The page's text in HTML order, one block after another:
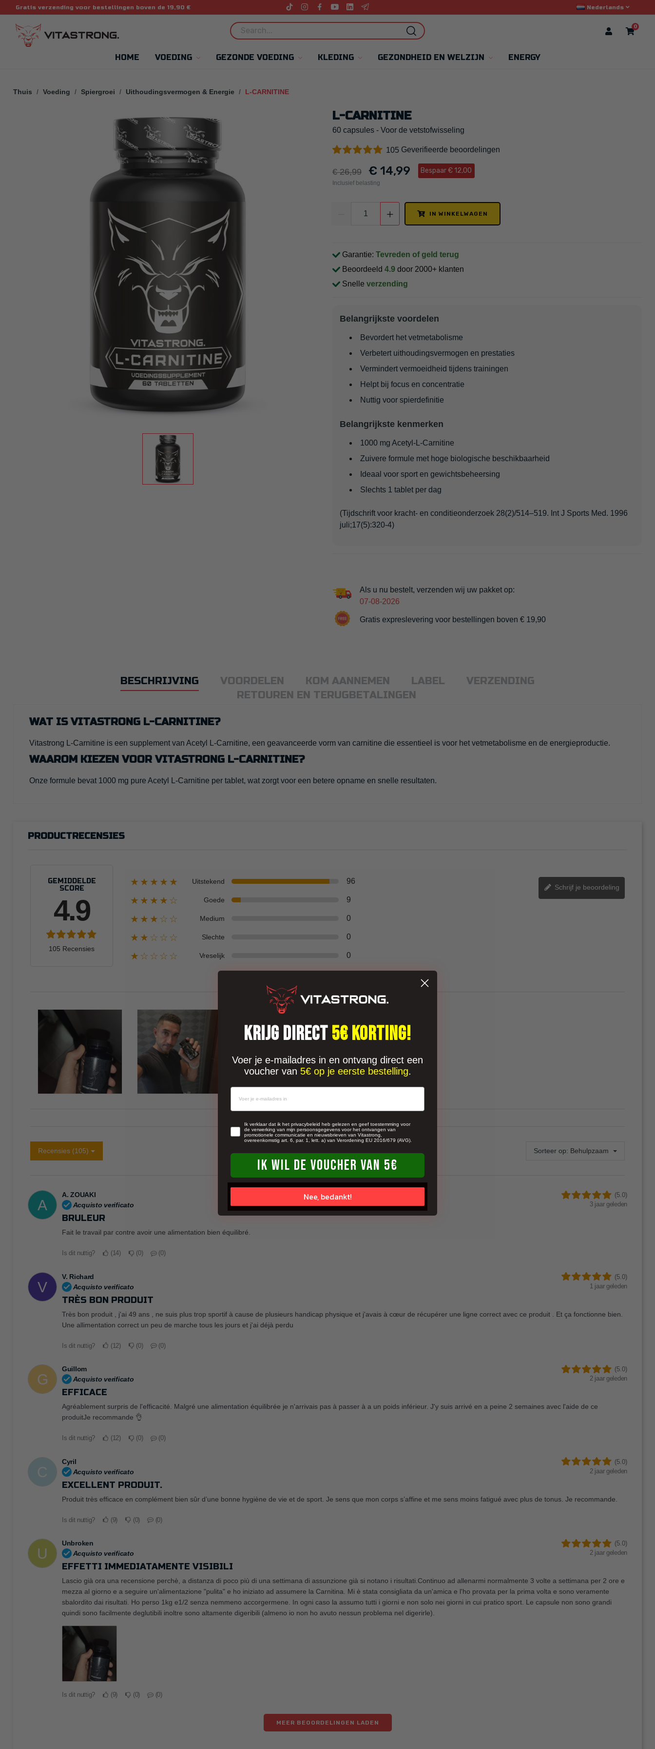
Gratis verzending voor bestellingen boven de 19,90 € Nederlands
0
HOME VOEDING GEZONDE VOEDING KLEDING GEZONDHEID EN WELZIJN ENERGY
Thuis Voeding Spiergroei Uithoudingsvermogen & Energie L-CARNITINE
L-CARNITINE
60 capsules - Voor de vetstofwisseling
105 Geverifieerde beoordelingen
€ 26,99 € 14,99 Bespaar € 12,00
Inclusief belasting
IN WINKELWAGEN
Garantie: Tevreden of geld terug
Beoordeeld 4.9 door 2000+ klanten
Snelle verzending
Belangrijkste voordelen
Bevordert het vetmetabolisme
Verbetert uithoudingsvermogen en prestaties
Vermindert vermoeidheid tijdens trainingen
Helpt bij focus en concentratie
Nuttig voor spierdefinitie
Belangrijkste kenmerken
1000 mg Acetyl-L-Carnitine
Zuivere formule met hoge biologische beschikbaarheid
Ideaal voor sport en gewichtsbeheersing
Slechts 1 tablet per dag
(Tijdschrift voor kracht- en conditieonderzoek 28(2)/514–519. Int J Sports Med. 1996
juli;17(5):320-4)
Als u nu bestelt, verzenden wij uw pakket op:
07-08-2026
Gratis expreslevering voor bestellingen boven € 19,90
BESCHRIJVING VOORDELEN KOM AANNEMEN LABEL
VERZENDING
RETOUREN EN TERUGBETALINGEN
WAT IS VITASTRONG L-CARNITINE?
Vitastrong L-Carnitine is een supplement van Acetyl L-Carnitine, een geavanceerde vorm van carnitine die essentieel is voor het vetmetabolisme en de energieproductie.
WAAROM KIEZEN VOOR VITASTRONG L-CARNITINE?
Onze formule bevat 1000 mg pure Acetyl L-Carnitine per tablet, wat zorgt voor een betere opname en snelle resultaten.
PRODUCTRECENSIES
GEMIDDELDE
SCORE
4.9
105 Recensies
★★★★★ Uitstekend 96
★★★★☆ Goede 9
★★★☆☆ Medium 0
★★☆☆☆ Slechte 0
★☆☆☆☆ Vreselijk 0
Schrijf je beoordeling
Recensies (105) Sorteer op: Behulpzaam
A
A. ZOUAKI
Acquisto verificato
(5.0)
3 jaar geleden
BRULEUR
Fait le travail par contre avoir une alimentation bien équilibré.
Is dit nuttig? 14 0 0
V
V. Richard
Acquisto verificato
(5.0)
1 jaar geleden
TRÈS BON PRODUIT
Très bon produit , j'ai 49 ans , ne suis plus trop sportif à cause de plusieurs handicap physique et j'avais à cœur de récupérer une ligne correct avec ce produit . Et ça fonctionne bien.
Une allimentation correct un peu de marche tous les jours et j'ai déjà perdu
Is dit nuttig? 12 0 0
G
Guillom
Acquisto verificato
(5.0)
2 jaar geleden
EFFICACE
Agréablement surpris de l'efficacité. Malgré une alimentation équilibrée je n'arrivais pas à passer à a un poids inférieur. J'y suis arrivé en a peine 2 semaines avec l'aide de ce
produitJe recommande 👌
Is dit nuttig? 12 0 0
C
Cyril
Acquisto verificato
(5.0)
2 jaar geleden
EXCELLENT PRODUIT.
Produit très efficace en complément bien sûr d’une bonne hygiène de vie et de sport. Je sens que mon corps s’affine et me sens moins fatigué avec plus de tonus. Je recommande.
Is dit nuttig? 9 0 0
U
Unbroken
Acquisto verificato
(5.0)
2 jaar geleden
EFFETTI IMMEDIATAMENTE VISIBILI
Lascio già ora una recensione perchè, a distanza di poco più di una settimana di assunzione già si notano i risultati.Continuo ad allenarmi normalmente 3 volte a settimana per 2 ore e
mezza al giorno e a seguire un'alimentazione "pulita" e ho iniziato ad assumere la Carnitina. Mi è stata consigliata da un'amica e l'ho provata per la prima volta e sono veramente
sbalordito dai risultati. Ho perso 1kg e1/2 senza nemmeno accorgermene. In ogni caso la assumo tutti i giorni e non solo nei giorni in cui pratico sport. Le capsule non sono grandi
quindi sono facilmente deglutibili inoltre sono altamente digeribili (almeno io non ho avuto nessun problema nel digerirle).
Is dit nuttig? 9 0 0
MEER BEOORDELINGEN LADEN
KRIJG DIRECT5€ KORTING!
Voer je e-mailadres in en ontvang direct een
voucher van 5€ op je eerste bestelling.
newsletterIk verklaar dat ik het privacybeleid heb gelezen en geef toestemming voor
de verwerking van mijn persoonsgegevens voor het ontvangen van
promotionele communicatie en nieuwsbrieven van Vitastrong,
overeenkomstig art. 6, par. 1, lett. a) van Verordening EU 2016/679 (AVG).
IK WIL DE VOUCHER VAN 5€
Nee, bedankt!